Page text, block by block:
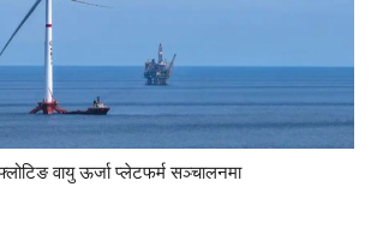
वायु ऊर्जा प्लेटफर्म सञ्चालनमा